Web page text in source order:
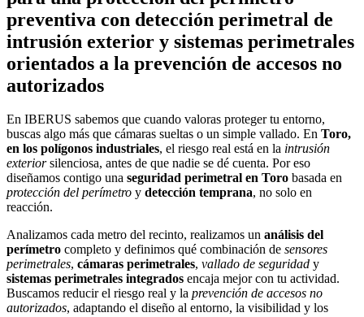
preventiva con detección perimetral de
intrusión exterior y sistemas perimetrales
orientados a la prevención de accesos no
autorizados
En IBERUS sabemos que cuando valoras proteger tu entorno,
buscas algo más que cámaras sueltas o un simple vallado. En Toro,
en los polígonos industriales, el riesgo real está en la intrusión
exteriorsilenciosa, antes de que nadie se dé cuenta. Por eso
diseñamos contigo una seguridad perimetral en Toro basada en
protección del perímetro y detección temprana, no solo en
reacción.
Analizamos cada metro del recinto, realizamos un análisis del
perímetro completo y definimos qué combinación de sensores
perimetrales, cámaras perimetrales, vallado de seguridad y
sistemas perimetrales integrados encaja mejor con tu actividad.
Buscamos reducir el riesgo real y la prevención de accesos no
autorizados, adaptando el diseño al entorno, la visibilidad y los